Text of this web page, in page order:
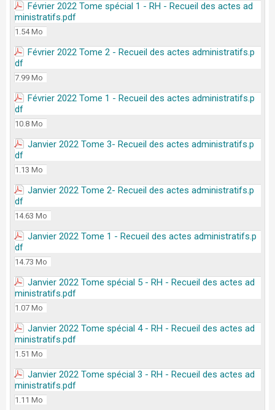
Février 2022 Tome spécial 1 - RH - Recueil des actes ad
ministratifs.pdf
1.54 Mo
Février 2022 Tome 2 - Recueil des actes administratifs.p
df
7.99 Mo
Février 2022 Tome 1 - Recueil des actes administratifs.p
df
10.8 Mo
Janvier 2022 Tome 3- Recueil des actes administratifs.p
df
1.13 Mo
Janvier 2022 Tome 2- Recueil des actes administratifs.p
df
14.63 Mo
Janvier 2022 Tome 1 - Recueil des actes administratifs.p
df
14.73 Mo
Janvier 2022 Tome spécial 5 - RH - Recueil des actes ad
ministratifs.pdf
1.07 Mo
Janvier 2022 Tome spécial 4 - RH - Recueil des actes ad
ministratifs.pdf
1.51 Mo
Janvier 2022 Tome spécial 3 - RH - Recueil des actes ad
ministratifs.pdf
1.11 Mo